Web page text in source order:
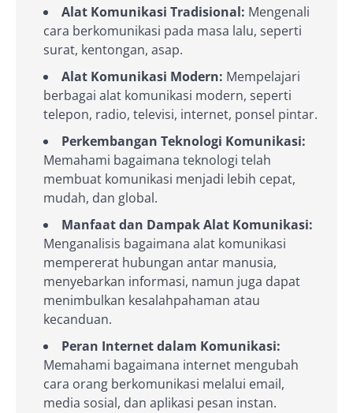
Alat Komunikasi Tradisional: Mengenali
cara berkomunikasi pada masa lalu, seperti
surat, kentongan, asap.
Alat Komunikasi Modern: Mempelajari
berbagai alat komunikasi modern, seperti
telepon, radio, televisi, internet, ponsel pintar.
Perkembangan Teknologi Komunikasi:
Memahami bagaimana teknologi telah
membuat komunikasi menjadi lebih cepat,
mudah, dan global.
Manfaat dan Dampak Alat Komunikasi:
Menganalisis bagaimana alat komunikasi
mempererat hubungan antar manusia,
menyebarkan informasi, namun juga dapat
menimbulkan kesalahpahaman atau
kecanduan.
Peran Internet dalam Komunikasi:
Memahami bagaimana internet mengubah
cara orang berkomunikasi melalui email,
media sosial, dan aplikasi pesan instan.